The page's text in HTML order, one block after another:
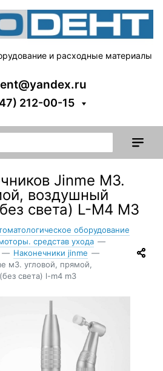
и расходные материалы
212-00-15
Jinme М3.
воздушный
света) L-M4 M3
оборудование
средстав ухода —
— Наконечники jinme —
м3. угловой, прямой,
света) l-m4 m3